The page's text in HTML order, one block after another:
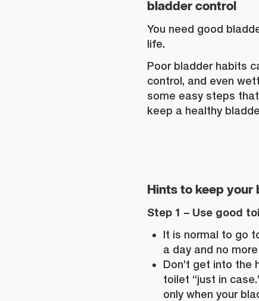
bladder control
You need good
life.
Poor bladder habits
control, and even
some easy steps
keep a healthy
Hints to keep your
Step 1 – Use good
It is normal to go
a day and no
Don’t get into the
toilet “just in
only when your